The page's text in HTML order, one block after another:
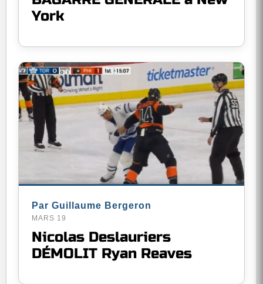
York
Par Guillaume Bergeron
MARS 19
Nicolas Deslauriers
DÉMOLIT Ryan Reaves